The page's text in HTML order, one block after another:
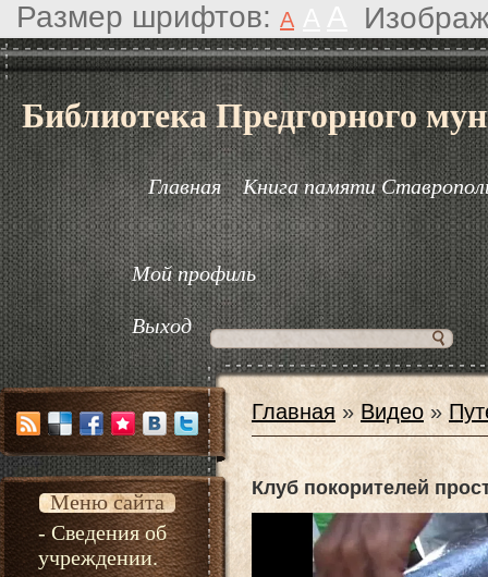
Размер шрифтов: A
Библиотека Предгорного
Главная Книга памяти
Мой профиль
Выход
Меню сайта
- Сведения об
учреждении.
Главная »Видео »
Клуб покорителей